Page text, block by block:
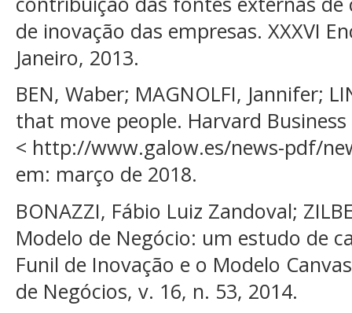
de inovação das empresas. XXXVI
Janeiro, 2013.
BEN, Waber; MAGNOLFI, Jannifer;
that move people. Harvard
< http://www.galow.es/news-pdf/
em: março de 2018.
BONAZZI, Fábio Luiz Zandoval;
Modelo de Negócio: um estudo de
Funil de Inovação e o Modelo
de Negócios, v. 16, n. 53, 2014.